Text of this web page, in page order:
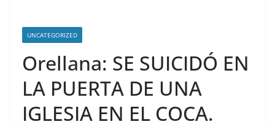
UNCATEGORIZED
Orellana: SE SUICIDÓ EN
LA PUERTA DE UNA
IGLESIA EN EL COCA.